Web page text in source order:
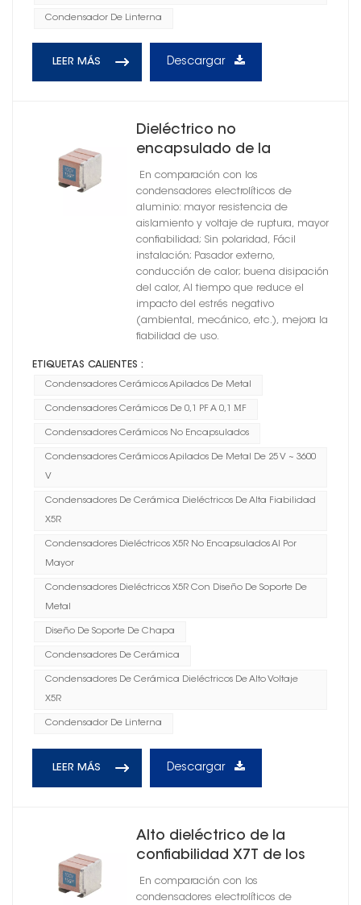
Condensador De Linterna
LEER MÁS Descargar
Dieléctrico no
encapsulado de la
confiabilidad X5R de los
condensadores cerámicos
del soporte del metal
En comparación con los
condensadores electrolíticos de
aluminio: mayor resistencia de
aislamiento y voltaje de ruptura, mayor
confiabilidad; Sin polaridad, Fácil
instalación; Pasador externo,
conducción de calor; buena disipación
del calor, Al tiempo que reduce el
impacto del estrés negativo
(ambiental, mecánico, etc.), mejora la
fiabilidad de uso.
ETIQUETAS CALIENTES :
Condensadores Cerámicos Apilados De Metal
Condensadores Cerámicos De 0,1 PF A 0,1 ΜF
Condensadores Cerámicos No Encapsulados
Condensadores Cerámicos Apilados De Metal De 25 V ~ 3600
V
Condensadores De Cerámica Dieléctricos De Alta Fiabilidad
X5R
Condensadores Dieléctricos X5R No Encapsulados Al Por
Mayor
Condensadores Dieléctricos X5R Con Diseño De Soporte De
Metal
Diseño De Soporte De Chapa
Condensadores De Cerámica
Condensadores De Cerámica Dieléctricos De Alto Voltaje
X5R
Condensador De Linterna
LEER MÁS Descargar
Alto dieléctrico de la
confiabilidad X7T de los
condensadores cerámicos
del soporte metálico no
En comparación con los
condensadores electrolíticos de